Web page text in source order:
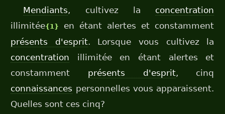
Mendiants, cultivez la concentration
illimitée{1}
en étant alertes et constamment
présents d'esprit. Lorsque vous cultivez la
concentration illimitée en étant alertes et
constamment présents d'esprit, cinq
connaissances personnelles vous apparaissent.
Quelles sont ces cinq?